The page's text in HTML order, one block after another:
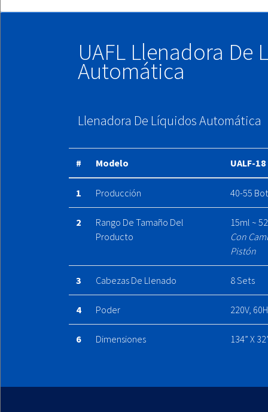
UAFL Llenadora De
Automática
Llenadora De Líquidos Automática
# Modelo UALF-18
1 Producción 40-55
2
Rango De Tamaño Del
Producto
15ml ~
Con
Pistón
3 Cabezas De Llenado 8 Sets
4 Poder 220V,
6 Dimensiones 134” X